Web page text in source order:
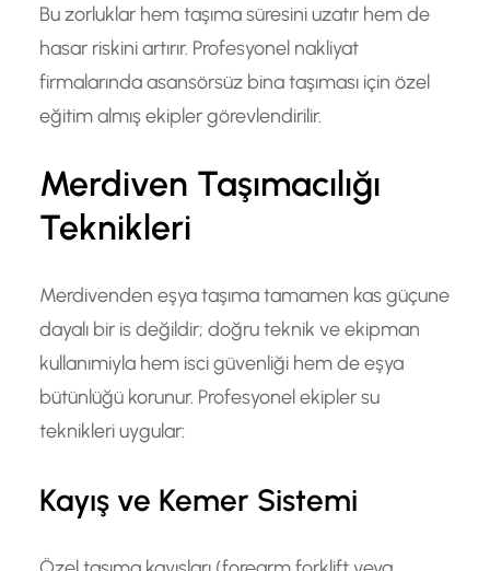
Bu zorluklar hem taşıma süresini uzatır hem de
hasar riskini artırır. Profesyonel nakliyat
firmalarında asansörsüz bina taşıması için özel
eğitim almış ekipler görevlendirilir.
Merdiven Taşımacılığı
Teknikleri
Merdivenden eşya taşıma tamamen kas güçune
dayalı bir is değildir; doğru teknik ve ekipman
kullanımiyla hem isci güvenliği hem de eşya
bütünlüğü korunur. Profesyonel ekipler su
teknikleri uygular:
Kayış ve Kemer Sistemi